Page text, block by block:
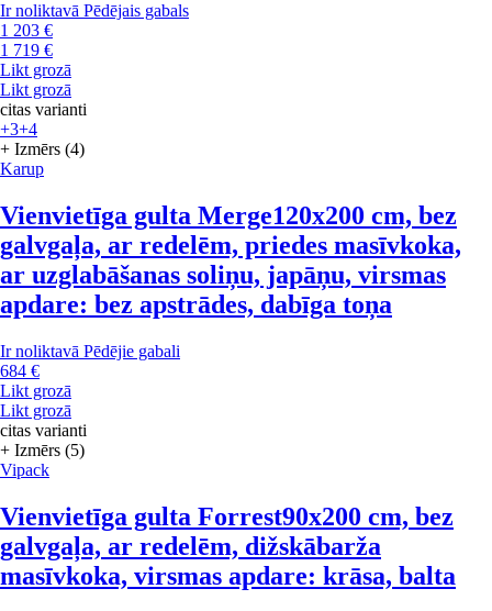
Ir noliktavā Pēdējais gabals
1 203 €
1 719 €
Likt grozā
Likt grozā
citas varianti
+3+4
+ Izmērs (4)
Karup
Vienvietīga gulta Merge120x200 cm, bez
galvgaļa, ar redelēm, priedes masīvkoka,
ar uzglabāšanas soliņu, japāņu, virsmas
apdare: bez apstrādes, dabīga toņa
Ir noliktavā Pēdējie gabali
684 €
Likt grozā
Likt grozā
citas varianti
+ Izmērs (5)
Vipack
Vienvietīga gulta Forrest90x200 cm, bez
galvgaļa, ar redelēm, dižskābarža
masīvkoka, virsmas apdare: krāsa, balta